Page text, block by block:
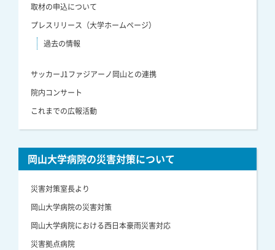
取材の申込について
プレスリリース（大学ホームページ）
過去の情報
サッカーJ1ファジアーノ岡山との連携
院内コンサート
これまでの広報活動
岡山大学病院の災害対策について
災害対策室長より
岡山大学病院の災害対策
岡山大学病院における西日本豪雨災害対応
災害拠点病院